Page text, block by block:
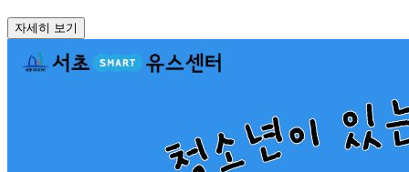
자세히 보기